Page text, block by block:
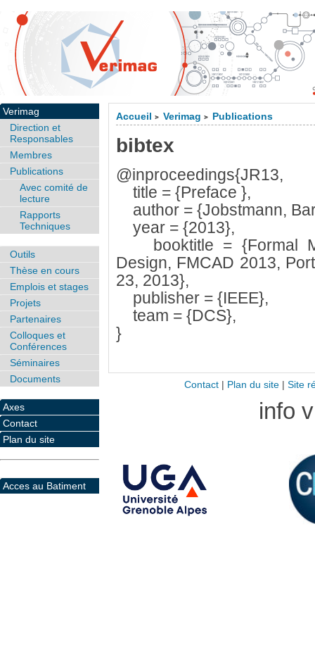
Accueil > Verimag > Publications
bibtex
@inproceedings{JR13,
title = {Preface },
author = {Jobstmann,
year = {2013},
booktitle = {Formal
Design, FMCAD 2013,
23, 2013},
publisher = {IEEE},
team = {DCS},
}
Verimag
Direction et
Responsables
Membres
Publications
Avec comité de
lecture
Rapports
Techniques
Outils
Thèse en cours
Emplois et stages
Projets
Partenaires
Colloques et
Conférences
Séminaires
Documents
Axes
Contact
Plan du site
Acces au Batiment
Contact| Plan du site| Site
info